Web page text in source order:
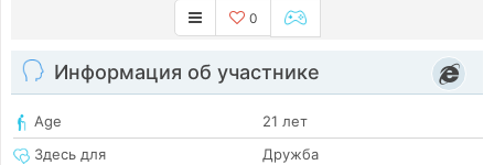
0
Информация об участнике
Age
21 лет
Здесь для
Дружба